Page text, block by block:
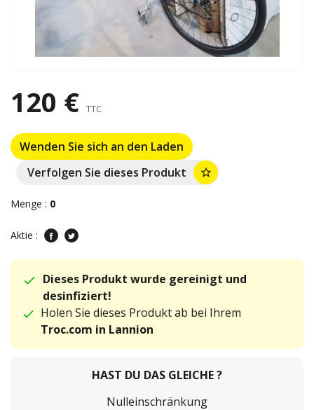
120 € TTC
Wenden Sie sich an den Laden
Verfolgen Sie dieses Produkt
star_border
Menge : 0
Aktie :
Dieses Produkt wurde gereinigt und
desinfiziert!
Holen Sie dieses Produkt ab bei Ihrem
Troc.com in Lannion
HAST DU DAS GLEICHE ?
Nulleinschränkung